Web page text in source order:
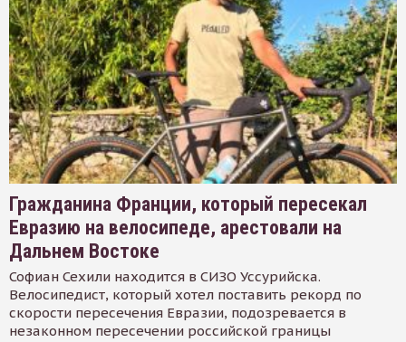
Гражданина Франции, который пересекал
Евразию на велосипеде, арестовали на
Дальнем Востоке
Софиан Сехили находится в СИЗО Уссурийска.
Велосипедист, который хотел поставить рекорд по
скорости пересечения Евразии, подозревается в
незаконном пересечении российской границы